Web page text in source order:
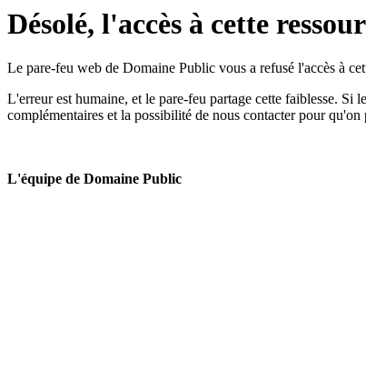
Désolé, l'accès à cette
Le pare-feu web de Domaine Public vous a refusé l'accès à
L'erreur est humaine, et le pare-feu partage cette faiblesse. Si
complémentaires et la possibilité de nous contacter pour qu'on
L'équipe de Domaine Public